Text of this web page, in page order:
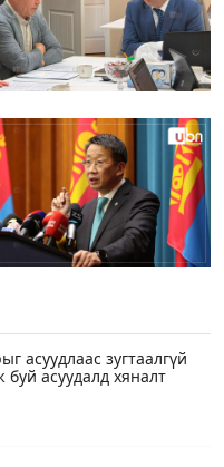
асуудлаас зугтаалгүй
асуудалд хяналт